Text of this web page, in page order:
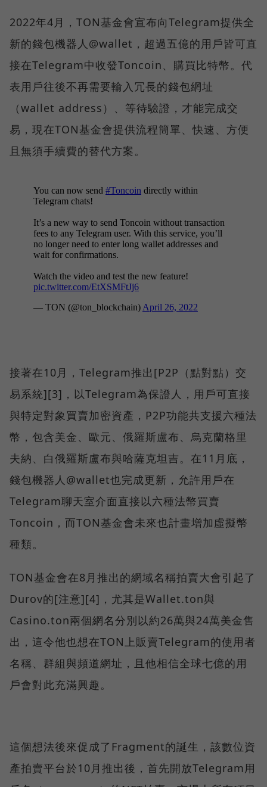
2022年4月，TON基金會宣布向Telegram提供全
新的錢包機器人@wallet，超過五億的用戶皆可直
接在Telegram中收發Toncoin、購買比特幣。代
表用戶往後不再需要輸入冗長的錢包網址
（wallet address）、等待驗證，才能完成交
易，現在TON基金會提供流程簡單、快速、方便
且無須手續費的替代方案。
接著在10月，Telegram推出[P2P（點對點）交
易系統][3]，以Telegram為保證人，用戶可直接
與特定對象買賣加密資產，P2P功能共支援六種法
幣，包含美金、歐元、俄羅斯盧布、烏克蘭格里
夫納、白俄羅斯盧布與哈薩克坦吉。在11月底，
錢包機器人@wallet也完成更新，允許用戶在
Telegram聊天室介面直接以六種法幣買賣
Toncoin，而TON基金會未來也計畫增加虛擬幣
種類。
TON基金會在8月推出的網域名稱拍賣大會引起了
Durov的[注意][4]，尤其是Wallet.ton與
Casino.ton兩個網名分別以約26萬與24萬美金售
出，這令他也想在TON上販賣Telegram的使用者
名稱、群組與頻道網址，且他相信全球七億的用
戶會對此充滿興趣。
這個想法後來促成了Fragment的誕生，該數位資
產拍賣平台於10月推出後，首先開放Telegram用